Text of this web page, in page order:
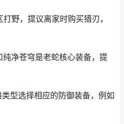
野，提议离家时购买猎刃，
净苍穹是老蛇核心装备，提
型选择相应的防御装备，例如